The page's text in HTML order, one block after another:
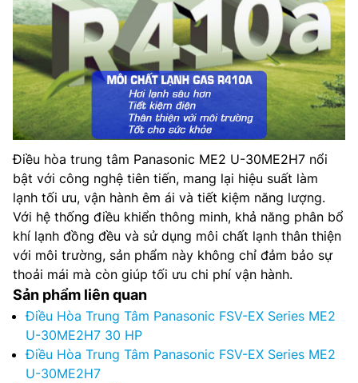
Điều hòa trung tâm Panasonic ME2 U-30ME2H7 nổi
bật với công nghệ tiên tiến, mang lại hiệu suất làm
lạnh tối ưu, vận hành êm ái và tiết kiệm năng lượng.
Với hệ thống điều khiển thông minh, khả năng phân bổ
khí lạnh đồng đều và sử dụng môi chất lạnh thân thiện
với môi trường, sản phẩm này không chỉ đảm bảo sự
thoải mái mà còn giúp tối ưu chi phí vận hành.
Sản phẩm liên quan
Điều Hòa Trung Tâm Panasonic FSV-EX Series ME2
U-30ME2H7 30 HP
Điều Hòa Trung Tâm Panasonic FSV-EX Series ME2
U-30ME2H7